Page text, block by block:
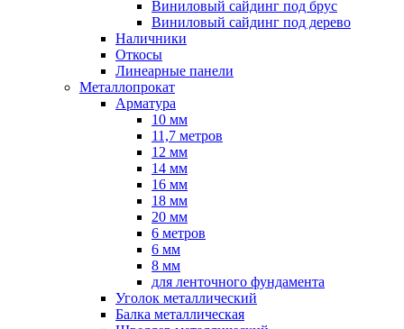
Виниловый сайдинг под брус
Виниловый сайдинг под дерево
Наличники
Откосы
Линеарные панели
Металлопрокат
Арматура
10 мм
11,7 метров
12 мм
14 мм
16 мм
18 мм
20 мм
6 метров
6 мм
8 мм
для ленточного фундамента
Уголок металлический
Балка металлическая